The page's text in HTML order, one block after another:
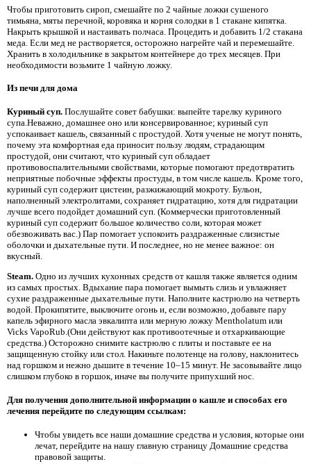
Чтобы приготовить сироп, смешайте по 2 чайные ложки сушеного
тимьяна, мяты перечной, коровяка и корня солодки в 1 стакане кипятка.
Накрыть крышкой и настаивать полчаса. Процедить и добавить 1/2 стакана
меда. Если мед не растворяется, осторожно нагрейте чай и перемешайте.
Хранить в холодильнике в закрытом контейнере до трех месяцев. При
необходимости возьмите 1 чайную ложку.
Из печи для дома
Куриный суп. Послушайте совет бабушки: выпейте тарелку куриного
супа.Неважно, домашнее оно или консервированное; куриный суп
успокаивает кашель, связанный с простудой. Хотя ученые не могут понять,
почему эта комфортная еда приносит пользу людям, страдающим
простудой, они считают, что куриный суп обладает
противовоспалительными свойствами, которые помогают предотвратить
неприятные побочные эффекты простуды, в том числе кашель. Кроме того,
куриный суп содержит цистеин, разжижающий мокроту. Бульон,
наполненный электролитами, сохраняет гидратацию, хотя для гидратации
лучше всего подойдет домашний суп. (Коммерчески приготовленный
куриный суп содержит большое количество соли, которая может
обезвоживать вас.) Пар помогает успокоить раздраженные слизистые
оболочки и дыхательные пути. И последнее, но не менее важное: он
вкусный.
Steam. Одно из лучших кухонных средств от кашля также является одним
из самых простых. Вдыхание пара помогает вымыть слизь и увлажняет
сухие раздраженные дыхательные пути. Наполните кастрюлю на четверть
водой. Прокипятите, выключите огонь и, если возможно, добавьте пару
капель эфирного масла эвкалипта или мерную ложку Mentholatum или
Vicks VapoRub.(Они действуют как противоотечные и отхаркивающие
средства.) Осторожно снимите кастрюлю с плиты и поставьте ее на
защищенную стойку или стол. Накиньте полотенце на голову, наклонитесь
над горшком и нежно дышите в течение 10–15 минут. Не засовывайте лицо
слишком глубоко в горшок, иначе вы получите припухший нос.
Для получения дополнительной информации о кашле и способах его
лечения перейдите по следующим ссылкам:
Чтобы увидеть все наши домашние средства и условия, которые они
лечат, перейдите на нашу главную страницу Домашние средства
правовой защиты.